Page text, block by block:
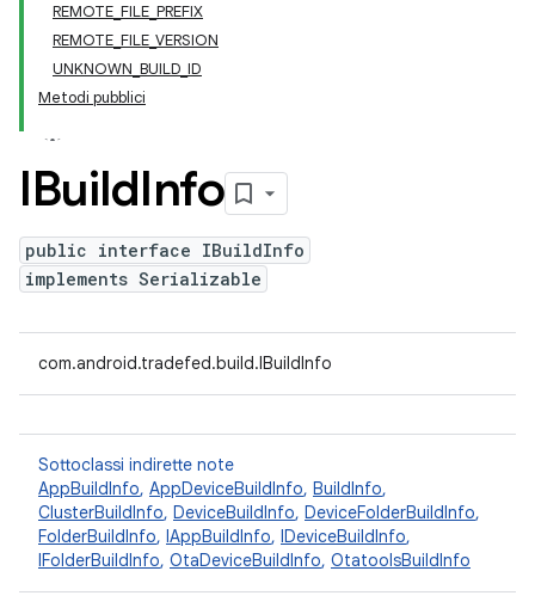
REMOTE_FILE_PREFIX
REMOTE_FILE_VERSION
UNKNOWN_BUILD_ID
Metodi pubblici
IBuildInfo
public interface IBuildInfo
implements Serializable
com.android.tradefed.build.IBuildInfo
Sottoclassi indirette note
AppBuildInfo, AppDeviceBuildInfo, BuildInfo,
ClusterBuildInfo, DeviceBuildInfo, DeviceFolderBuildInfo,
FolderBuildInfo, IAppBuildInfo, IDeviceBuildInfo,
IFolderBuildInfo, OtaDeviceBuildInfo, OtatoolsBuildInfo